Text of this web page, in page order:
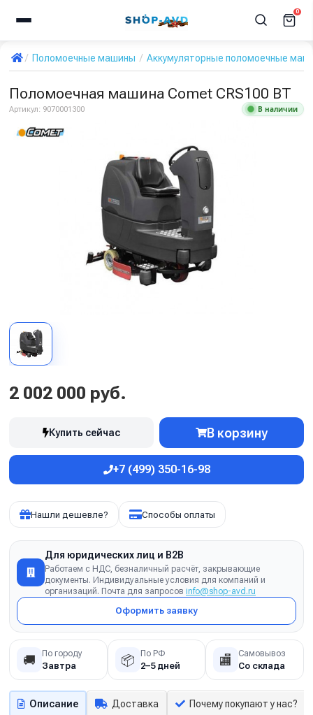
0
Поломоечные машины Аккумуляторные поломоечные
Поломоечная машина Comet CRS100 BT
Артикул: 9070001300 В наличии
2 002 000 руб.
Купить сейчас В корзину
+7 (499) 350-16-98
Нашли дешевле? Способы оплаты
Для юридических лиц и B2B
Работаем с НДС, безналичный расчёт, закрывающие
документы. Индивидуальные условия для компаний и
организаций. Почта для запросов info@shop-avd.ru
Оформить заявку
🚚 По городу
Завтра 📦 По РФ
2–5 дней 🏬 Самовывоз
Со склада
Описание Доставка Почему покупают у нас?